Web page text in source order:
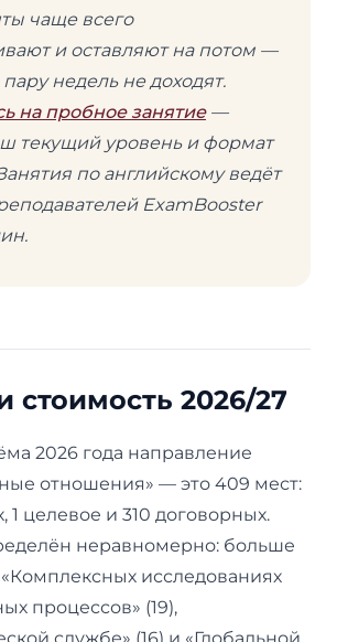
чаще всего
и оставляют на потом —
пару недель не доходят.
на пробное занятие—
текущий уровень и формат
по английскому ведёт
ExamBooster
стоимость 2026/27
2026 года направление
отношения» — это 409 мест:
целевое и 310 договорных.
неравномерно: больше
исследованиях
процессов» (19),